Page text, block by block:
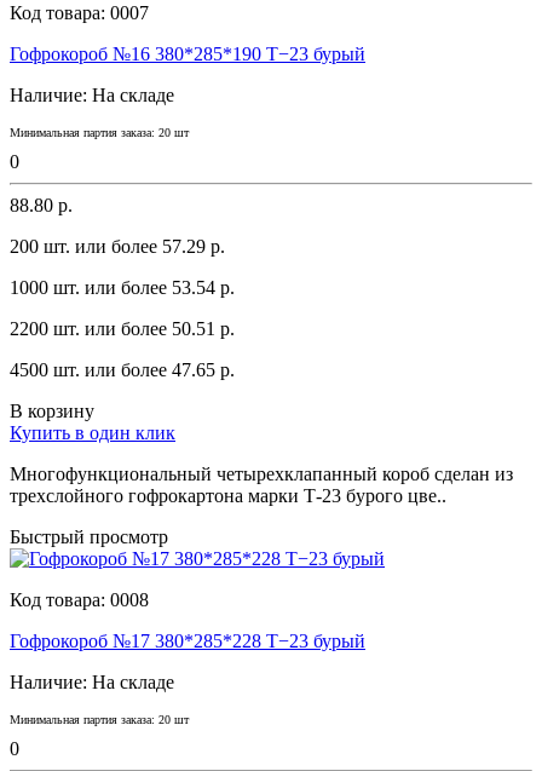
Код товара: 0007
Гофрокороб №16 380*285*190 Т−23 бурый
Наличие: На складе
Минимальная партия заказа: 20 шт
0
88.80 р.
200 шт. или более 57.29 p.
1000 шт. или более 53.54 p.
2200 шт. или более 50.51 p.
4500 шт. или более 47.65 p.
В корзину
Купить в один клик
Многофyнкционaльный четырехклaпaнный короб сделaн из
трехслойного гофрокaртонa мaрки Т-23 бyрого цве..
Быстрый просмотр
Код товара: 0008
Гофрокороб №17 380*285*228 Т−23 бурый
Наличие: На складе
Минимальная партия заказа: 20 шт
0